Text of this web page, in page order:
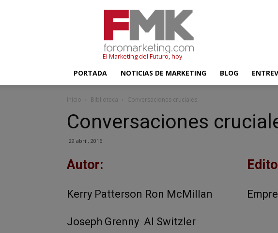
El Marketing del Futuro, hoy
PORTADA NOTICIAS DE MARKETING BLOG
Inicio Biblioteca Conversaciones cruciales
Conversaciones
29 abril, 2016
Autor:
Kerry Patterson Ron McMillan
Joseph Grenny Al Switzler